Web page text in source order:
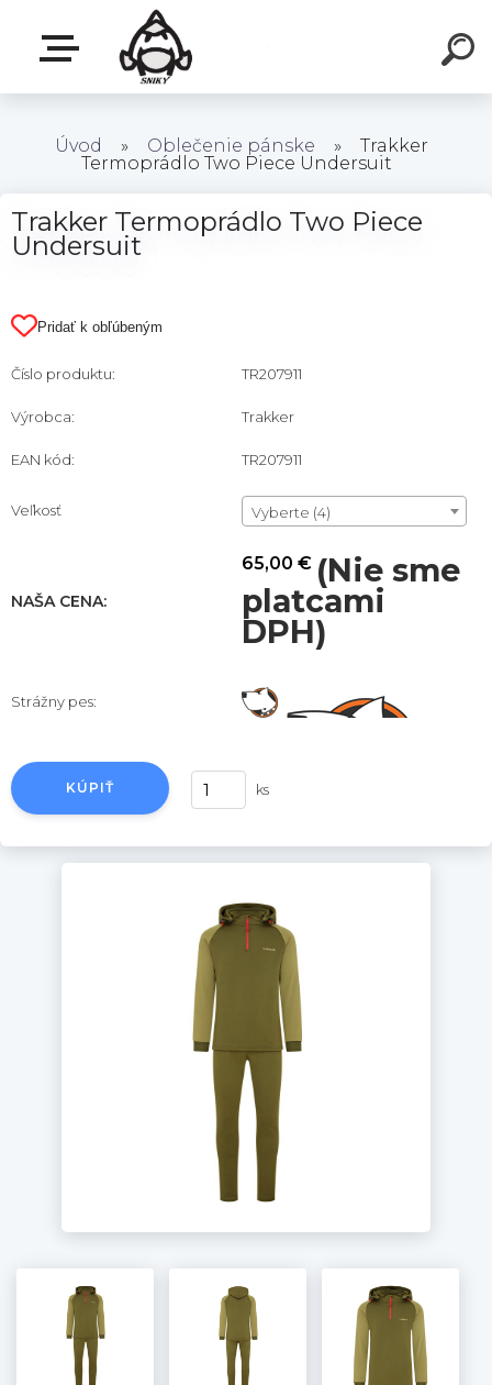
Úvod » Oblečenie pánske »
Trakker
Termoprádlo Two Piece Undersuit
Trakker Termoprádlo Two Piece
Undersuit
Pridať k obľúbeným
Číslo produktu: TR207911
Výrobca: Trakker
EAN kód: TR207911
Veľkosť Vyberte (4)
NAŠA CENA:
65,00 € (Nie sme
platcami
DPH)
Strážny pes:
ks
KÚPIŤ